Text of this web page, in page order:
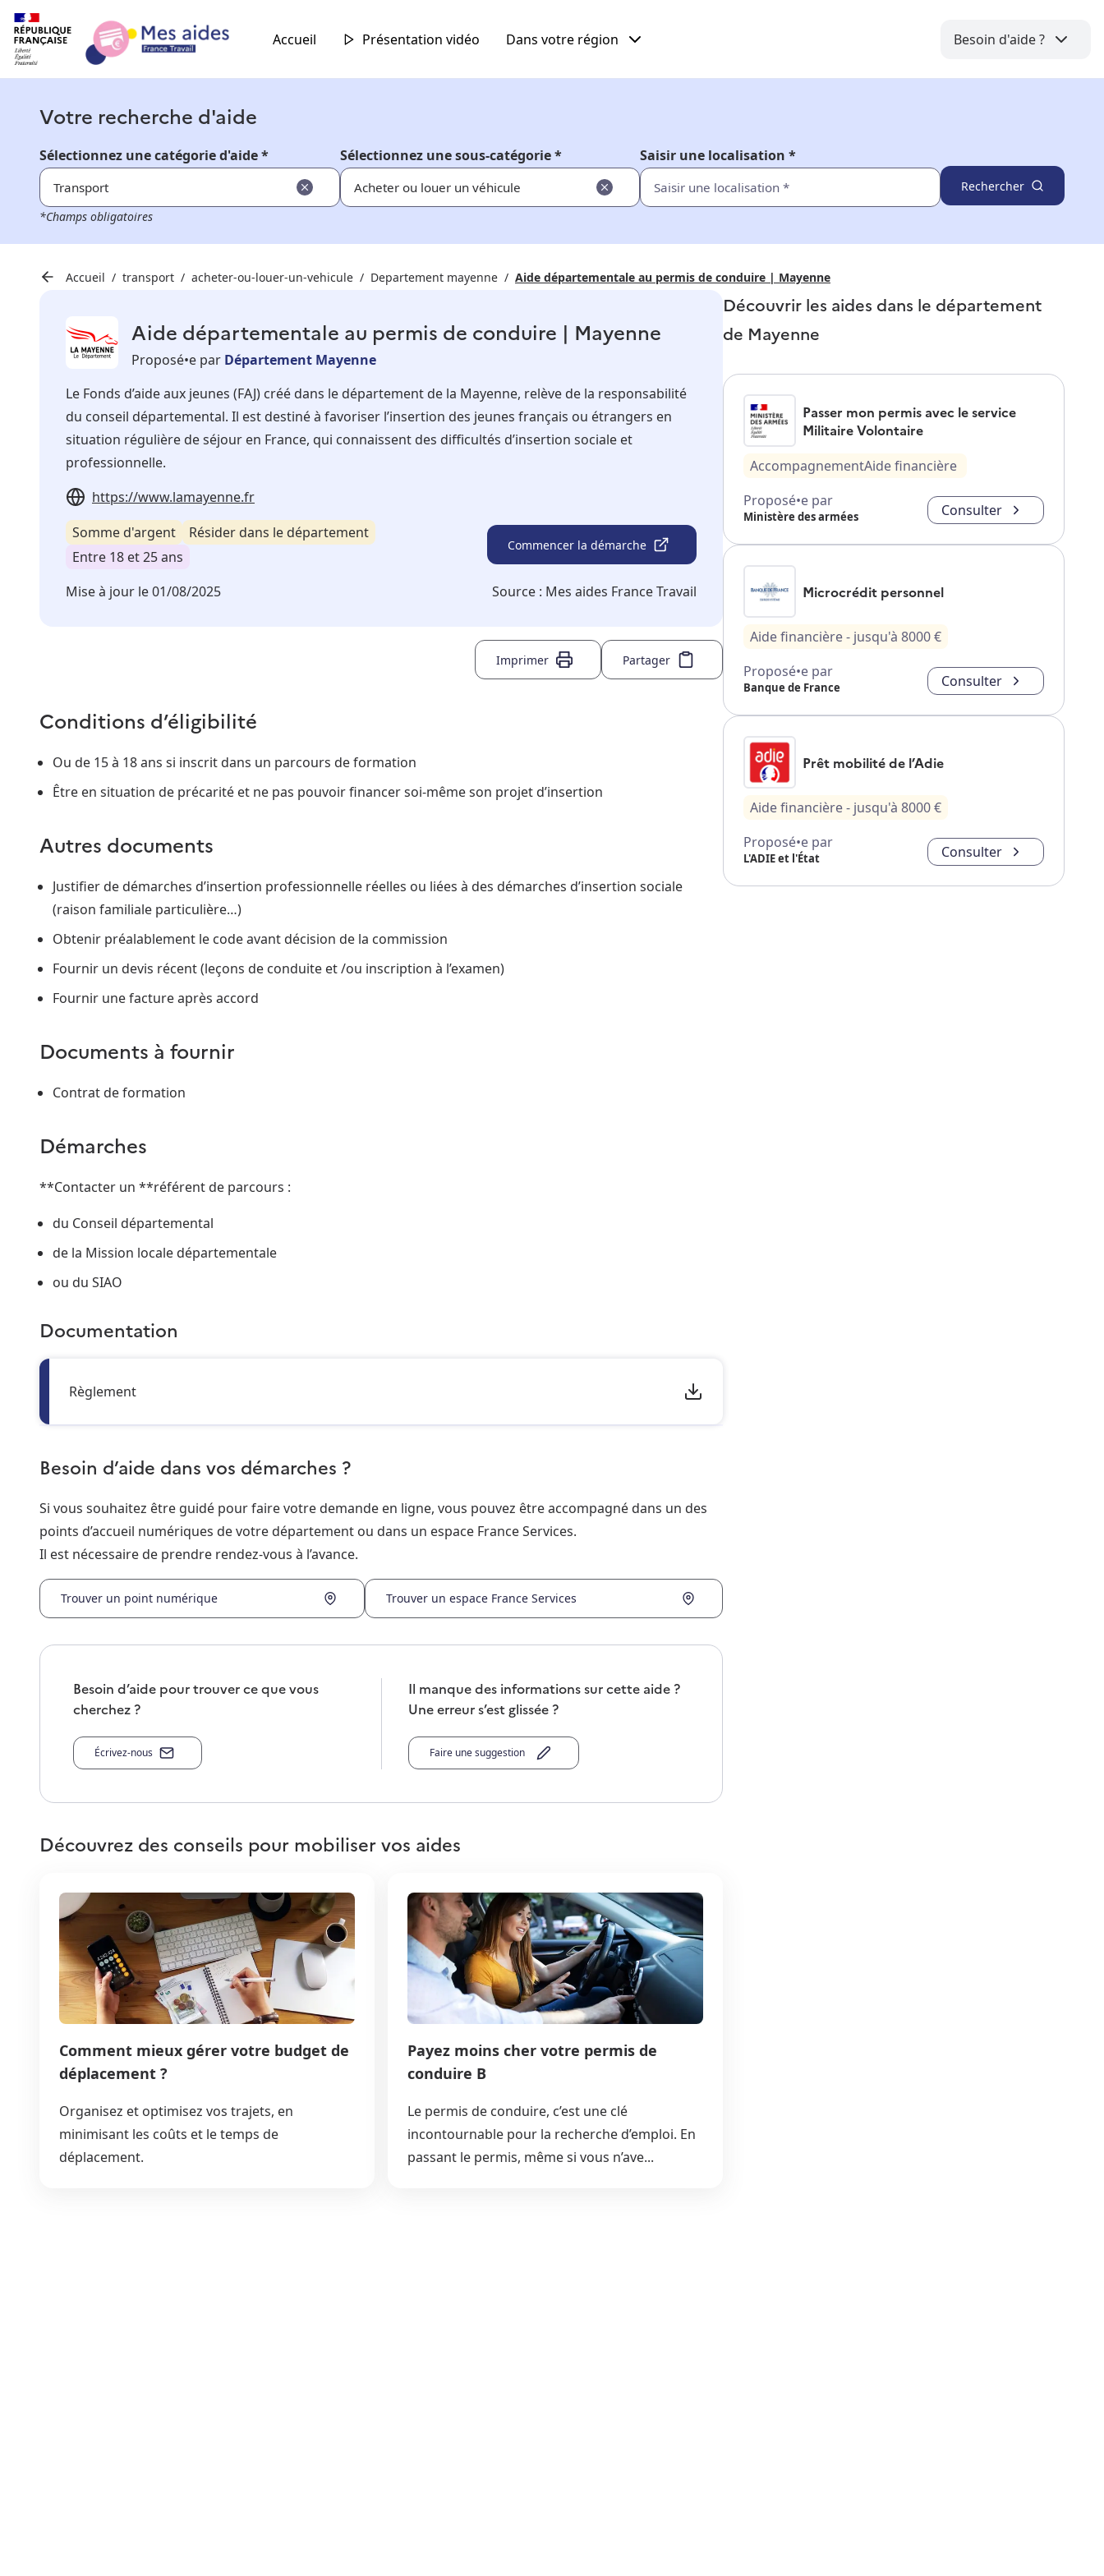
Accueil Présentation vidéo Dans votre région Besoin d'aide ?
Votre recherche d'aide
Sélectionnez une catégorie d'aide *
Transport
Sélectionnez une sous-catégorie *
Acheter ou louer un véhicule
Saisir une localisation *
Rechercher
*Champs obligatoires
Accueil transport acheter-ou-louer-un-vehicule Departement mayenne Aide départementale au permis de conduire | Mayenne
Aide départementale au permis de conduire | Mayenne
Proposé•e par Département Mayenne
Le Fonds d’aide aux jeunes (FAJ) créé dans le département de la Mayenne, relève de la responsabilité
du conseil départemental. Il est destiné à favoriser l’insertion des jeunes français ou étrangers en
situation régulière de séjour en France, qui connaissent des difficultés d’insertion sociale et
professionnelle.
https://www.lamayenne.fr
Somme d'argent
Résider dans le département
Entre 18 et 25 ans
Commencer la démarche
Mise à jour le01/08/2025 Source : Mes aides France Travail
Imprimer Partager
Conditions d’éligibilité
Ou de 15 à 18 ans si inscrit dans un parcours de formation
Être en situation de précarité et ne pas pouvoir financer soi-même son projet d’insertion
Autres documents
Justifier de démarches d’insertion professionnelle réelles ou liées à des démarches d’insertion sociale
(raison familiale particulière…)
Obtenir préalablement le code avant décision de la commission
Fournir un devis récent (leçons de conduite et /ou inscription à l’examen)
Fournir une facture après accord
Documents à fournir
Contrat de formation
Démarches
**Contacter un **référent de parcours :
du Conseil départemental
de la Mission locale départementale
ou du SIAO
Documentation
Règlement
Besoin d’aide dans vos démarches ?
Si vous souhaitez être guidé pour faire votre demande en ligne, vous pouvez être accompagné dans un des
points d’accueil numériques de votre département ou dans un espace France Services.
Il est nécessaire de prendre rendez-vous à l’avance.
Trouver un point numérique Trouver un espace France Services
Besoin d’aide pour trouver ce que vous
cherchez ?
Écrivez-nous
Il manque des informations sur cette aide ?
Une erreur s’est glissée ?
Faire une suggestion
Découvrez des conseils pour mobiliser vos aides
Comment mieux gérer votre budget de
déplacement ?
Organisez et optimisez vos trajets, en
minimisant les coûts et le temps de
déplacement.
Payez moins cher votre permis de
conduire B
Le permis de conduire, c’est une clé
incontournable pour la recherche d’emploi. En
passant le permis, même si vous n’ave...
Découvrir les aides dans le département
de Mayenne
Passer mon permis avec le service
Militaire Volontaire
AccompagnementAide financière
Proposé•e par
Ministère des armées Consulter
Microcrédit personnel
Aide financière- jusqu'à 8000€
Proposé•e par
Banque de France Consulter
Prêt mobilité de l’Adie
Aide financière- jusqu'à 8000€
Proposé•e par
L'ADIE et l'État Consulter